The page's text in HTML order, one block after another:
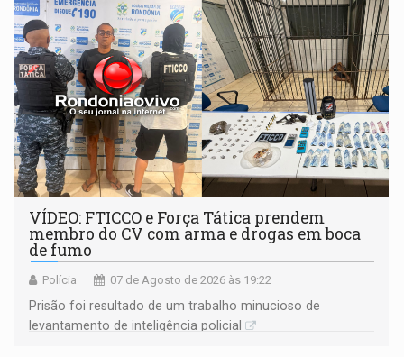
VÍDEO: FTICCO e Força Tática prendem
membro do CV com arma e drogas em boca
de fumo
Polícia 07 de Agosto de 2026 às 19:22
Prisão foi resultado de um trabalho minucioso de
levantamento de inteligência policial